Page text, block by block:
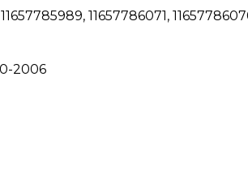
11657786071,
2006